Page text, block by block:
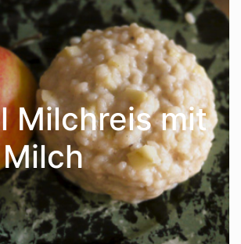
Milchreis mit